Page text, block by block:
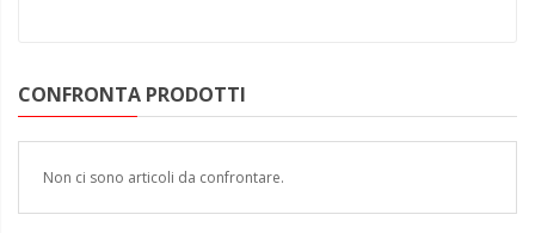
CONFRONTA PRODOTTI
Non ci sono articoli da confrontare.